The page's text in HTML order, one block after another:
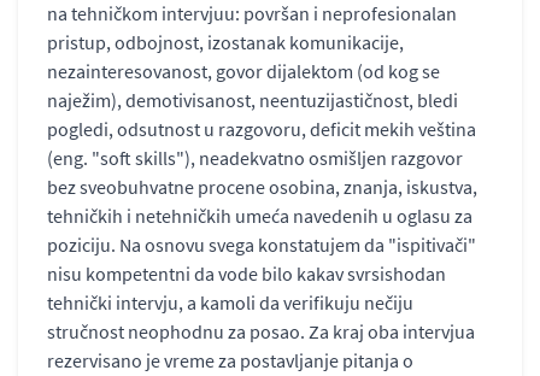
na tehničkom intervjuu: površan i neprofesionalan
pristup, odbojnost, izostanak komunikacije,
nezainteresovanost, govor dijalektom (od kog se
naježim), demotivisanost, neentuzijastičnost, bledi
pogledi, odsutnost u razgovoru, deficit mekih veština
(eng. "soft skills"), neadekvatno osmišljen razgovor
bez sveobuhvatne procene osobina, znanja, iskustva,
tehničkih i netehničkih umeća navedenih u oglasu za
poziciju. Na osnovu svega konstatujem da "ispitivači"
nisu kompetentni da vode bilo kakav svrsishodan
tehnički intervju, a kamoli da verifikuju nečiju
stručnost neophodnu za posao. Za kraj oba intervjua
rezervisano je vreme za postavljanje pitanja o